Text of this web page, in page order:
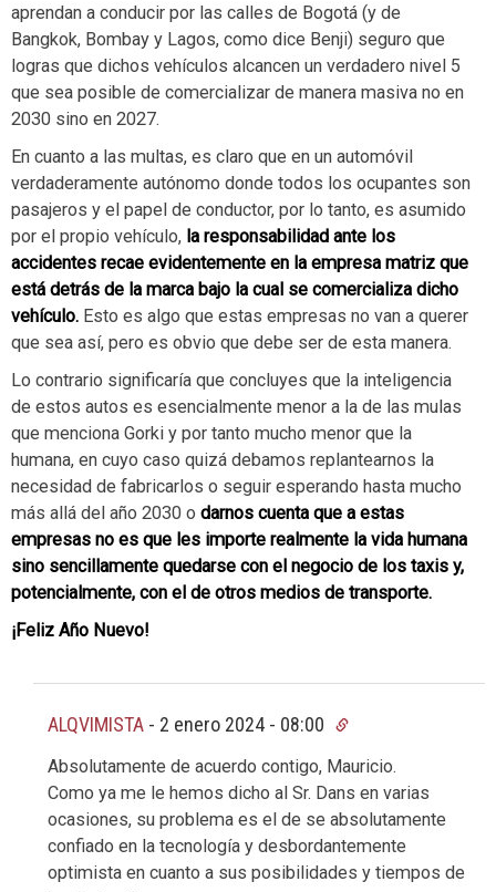
aprendan a conducir por las calles de Bogotá (y de
Bangkok, Bombay y Lagos, como dice Benji) seguro que
logras que dichos vehículos alcancen un verdadero nivel 5
que sea posible de comercializar de manera masiva no en
2030 sino en 2027.
En cuanto a las multas, es claro que en un automóvil
verdaderamente autónomo donde todos los ocupantes son
pasajeros y el papel de conductor, por lo tanto, es asumido
por el propio vehículo, la responsabilidad ante los
accidentes recae evidentemente en la empresa matriz que
está detrás de la marca bajo la cual se comercializa dicho
vehículo. Esto es algo que estas empresas no van a querer
que sea así, pero es obvio que debe ser de esta manera.
Lo contrario significaría que concluyes que la inteligencia
de estos autos es esencialmente menor a la de las mulas
que menciona Gorki y por tanto mucho menor que la
humana, en cuyo caso quizá debamos replantearnos la
necesidad de fabricarlos o seguir esperando hasta mucho
más allá del año 2030 o darnos cuenta que a estas
empresas no es que les importe realmente la vida humana
sino sencillamente quedarse con el negocio de los taxis y,
potencialmente, con el de otros medios de transporte.
¡Feliz Año Nuevo!
ALQVIMISTA - 2 enero 2024 - 08:00
Absolutamente de acuerdo contigo, Mauricio.
Como ya me le hemos dicho al Sr. Dans en varias
ocasiones, su problema es el de se absolutamente
confiado en la tecnología y desbordantemente
optimista en cuanto a sus posibilidades y tiempos de